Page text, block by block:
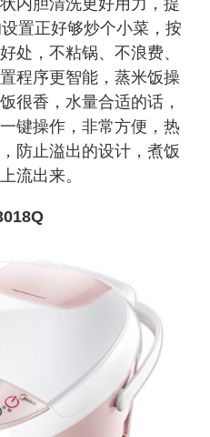
内胆清洗更好用力，提
置正好够炒个小菜，按
处，不粘锅、不浪费、
程序更智能，蒸米饭操
很香，水量合适的话，
键操作，非常方便，热
防止溢出的设计，煮饭
流出来。